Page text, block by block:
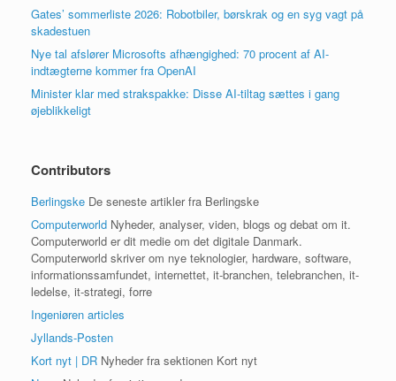
Gates’ sommerliste 2026: Robotbiler, børskrak og en syg vagt på
skadestuen
Nye tal afslører Microsofts afhængighed: 70 procent af AI-
indtægterne kommer fra OpenAI
Minister klar med strakspakke: Disse AI-tiltag sættes i gang
øjeblikkeligt
Contributors
Berlingske De seneste artikler fra Berlingske
Computerworld Nyheder, analyser, viden, blogs og debat om it.
Computerworld er dit medie om det digitale Danmark.
Computerworld skriver om nye teknologier, hardware, software,
informationssamfundet, internettet, it-branchen, telebranchen, it-
ledelse, it-strategi, forre
Ingeniøren articles
Jyllands-Posten
Kort nyt | DR Nyheder fra sektionen Kort nyt